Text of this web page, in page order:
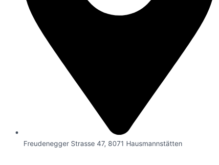
Freudenegger Strasse 47, 8071 Hausmannstätten